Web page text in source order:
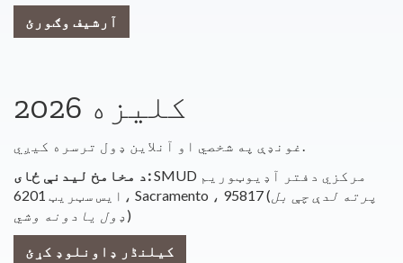
آرشیف وګورئ
2026 کلیزه
غونډې په شخصي او آنلاین ډول ترسره کیږي.
د مخامخ لیدنې ځای:
SMUD مرکزي دفتر آډیوټوریم
6201 ایس سټریټ، Sacramento ، 95817 (پرته لدې چې بل
ډول یادونه وشي)
کیلنڈر ډاونلوډ کړئ